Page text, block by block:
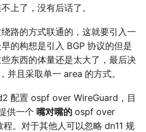
上了，没有后话了。
路的方式联通的，这就要引入一
的构想是引入 BGP 协议的但是
东西的体量还是太大了，最后决
并且采取单一 area 的方式。
配置 ospf over WireGuard，目
供一个 嘴对嘴的 ospf over
。对于其他人可以忽略 dn11 规